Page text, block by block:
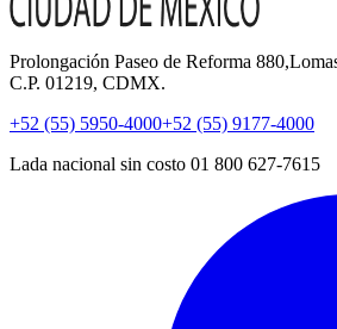
Prolongación Paseo de Reforma
C.P. 01219, CDMX.
+52 (55) 5950-4000+52 (55) 9177-4000
Lada nacional sin costo 01 800 627-7615